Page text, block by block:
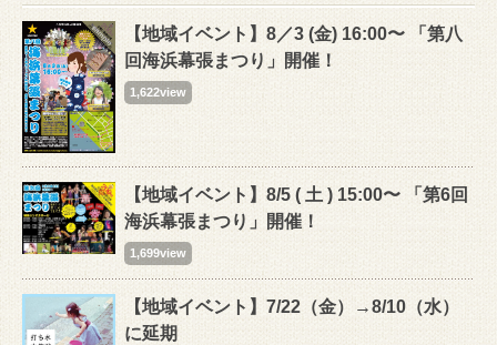
【地域イベント】8／3 (金) 16:00〜 「第八
回海浜幕張まつり」開催！
1,622view
【地域イベント】8/5 ( 土 ) 15:00〜 「第6回
海浜幕張まつり」開催！
1,699view
【地域イベント】7/22（金）→8/10（水）
に延期